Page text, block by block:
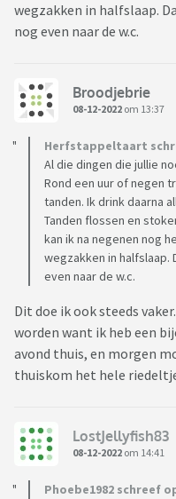
wegzakken in halfslaap.
nog even naar de w.c.
Broodjebrie
08-12-2022 om 13:37
Herfstappeltaart
Al die dingen die jullie
Rond een uur of negen
tanden. Ik drink daarna
Tanden flossen en
kan ik na negenen nog
wegzakken in halfslaap.
even naar de w.c.
Dit doe ik ook steeds
worden want ik heb een
avond thuis, en morgen
thuiskom het hele
LostJellyfish83
08-12-2022 om 14:41
Phoebe1982 schreef